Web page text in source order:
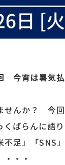
今宵は暑気
せんか？ 今
ばらんに語り
不足」「
・・